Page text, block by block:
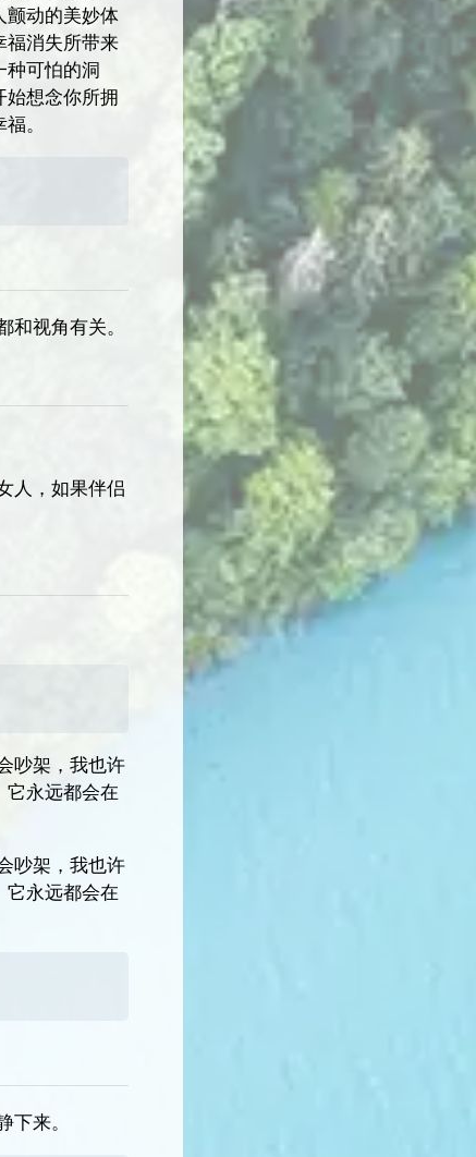
颤动的美妙体
福消失所带来
种可怕的洞
始想念你所拥
。
视角有关。
人，如果伴侣
吵架，我也许
它永远都会在
吵架，我也许
它永远都会在
来。